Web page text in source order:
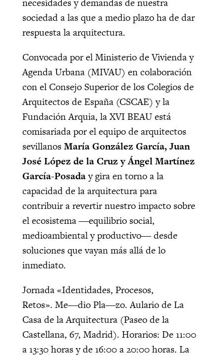
necesidades y demandas de nuestra
sociedad a las que a medio plazo ha de dar
respuesta la arquitectura.
Convocada por el Ministerio de Vivienda y
Agenda Urbana (MIVAU) en colaboración
con el Consejo Superior de los Colegios de
Arquitectos de España (CSCAE) y la
Fundación Arquia, la XVI BEAU está
comisariada por el equipo de arquitectos
sevillanosMaría González García, Juan
José López de la Cruz y Ángel Martínez
García-Posaday gira en torno a la
capacidad de la arquitectura para
contribuir a revertir nuestro impacto sobre
el ecosistema ―equilibrio social,
medioambiental y productivo― desde
soluciones que vayan más allá de lo
inmediato.
Jornada «Identidades, Procesos,
Retos». Me―dio Pla―zo. Aulario de La
Casa de la Arquitectura (Paseo de la
Castellana, 67, Madrid). Horarios: De 11:00
a 13:30 horas y de 16:00 a 20:00 horas. La